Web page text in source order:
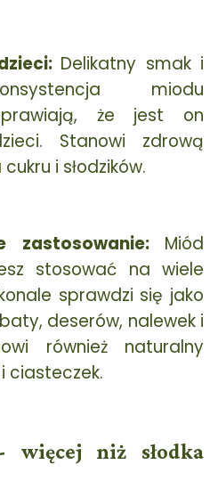
Delikatny smak i
miodu
że jest on
Stanowi zdrową
i słodzików.
zastosowanie: Miód
stosować na wiele
sprawdzi się jako
deserów, nalewek i
również naturalny
ciasteczek.
niż słodka